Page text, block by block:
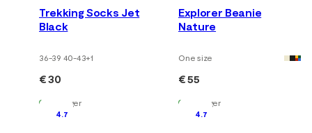
Trekking Socks Jet
Black
36-39 40-43+1
€ 30
Auf Lager
Explorer Beanie
Nature
One size
€ 55
Auf Lager
4.7
4.7